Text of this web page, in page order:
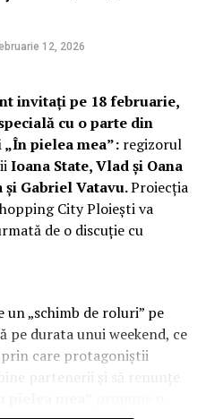
12, 2026
invitați pe 18 februarie,
cu o parte din
pielea mea”: regizorul
Ioana State, Vlad și Oana
și Gabriel Vatavu.Proiecția
City Ploiești va
de o discuție cu
un „schimb de roluri” pe
durata unui weekend, ce
prin care protagoniștii
partenerii și să renunțe